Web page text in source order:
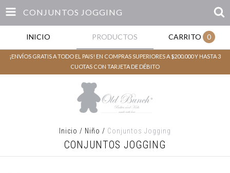
CONJUNTOS JOGGING
INICIO PRODUCTOS CARRITO 0
¡ENVÍOS GRATIS A TODO EL PAIS! EN COMPRAS SUPERIORES A $200.000 Y HASTA 3
CUOTAS CON TARJETA DE DÉBITO
Inicio / Niño / Conjuntos Jogging
CONJUNTOS JOGGING